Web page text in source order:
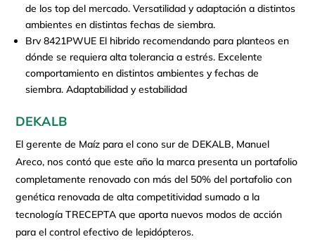
de los top del mercado. Versatilidad y adaptación a distintos
ambientes en distintas fechas de siembra.
Brv 8421PWUE El hibrido recomendando para planteos en
dónde se requiera alta tolerancia a estrés. Excelente
comportamiento en distintos ambientes y fechas de
siembra. Adaptabilidad y estabilidad
DEKALB
El gerente de Maíz para el cono sur de DEKALB, Manuel
Areco, nos contó que este año la marca presenta un portafolio
completamente renovado con más del 50% del portafolio con
genética renovada de alta competitividad sumado a la
tecnología TRECEPTA que aporta nuevos modos de acción
para el control efectivo de lepidópteros.